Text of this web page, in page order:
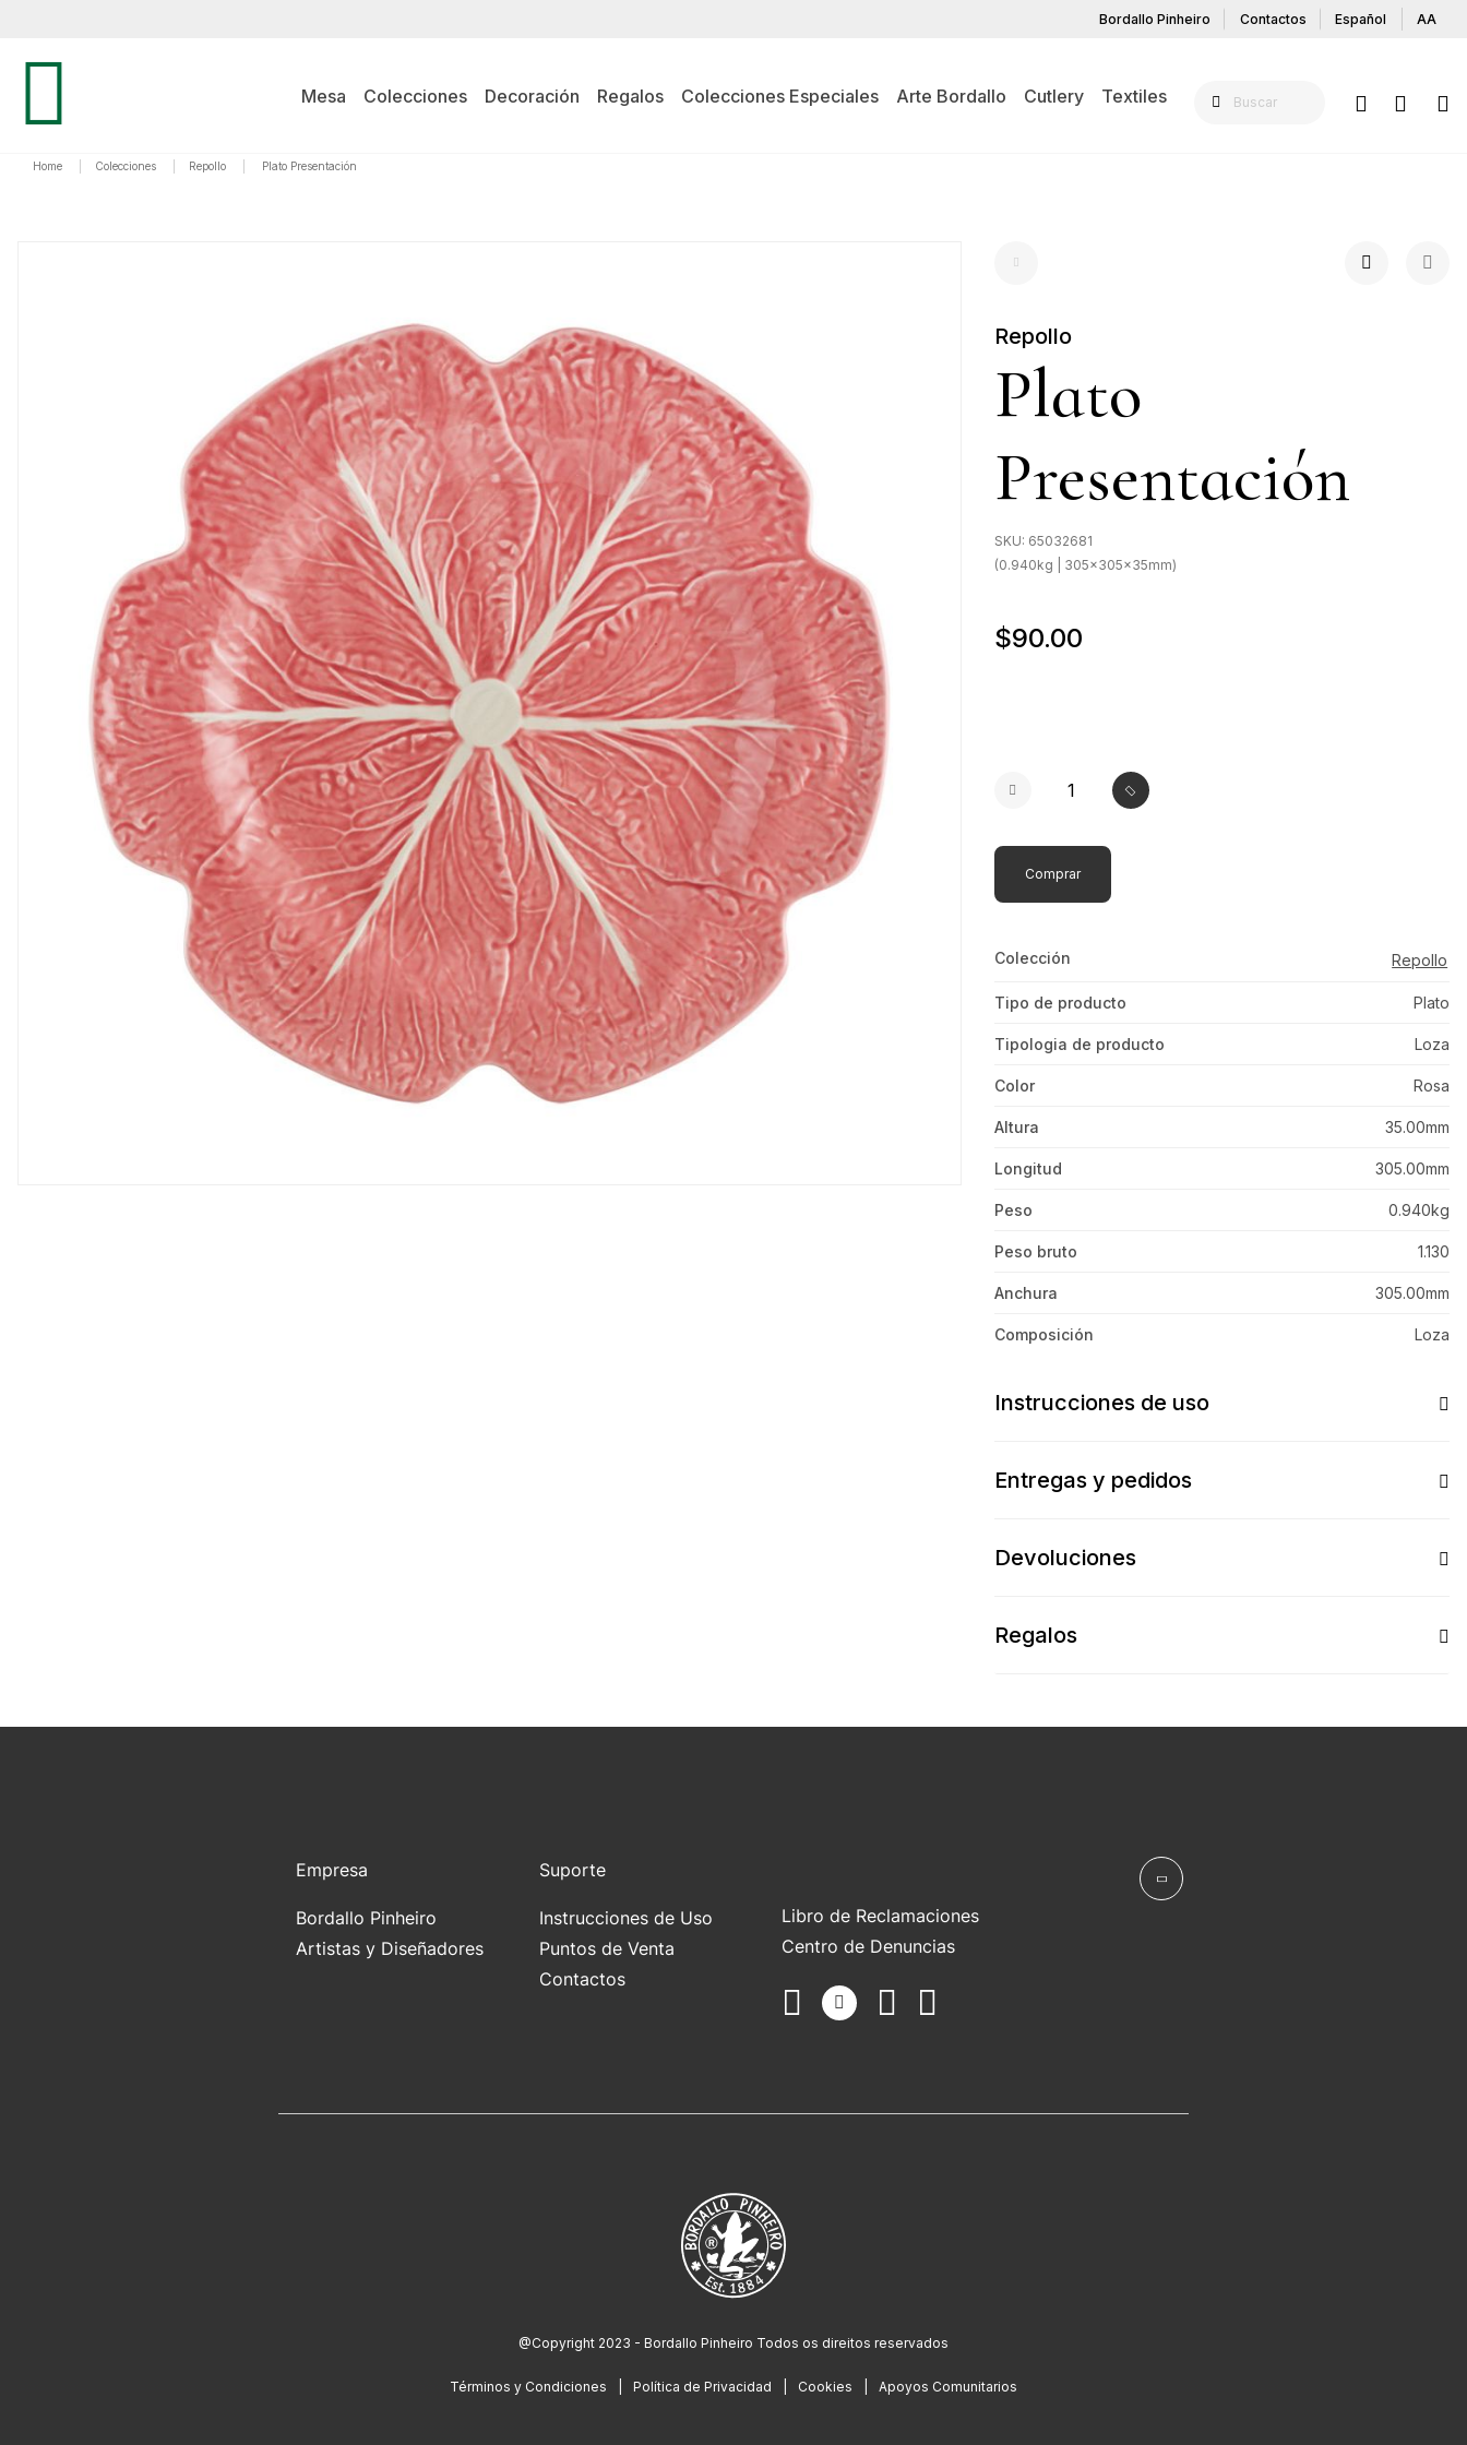
Bordallo Pinheiro Contactos Español AA
Mesa Colecciones Decoración Regalos Colecciones Especiales Arte Bordallo Cutlery Textiles
Home Colecciones Repollo Plato Presentación
Repollo
Plato
Presentación
SKU: 65032681
(0.940kg | 305x305x35mm)
$90.00
Comprar
Colección Repollo
Tipo de producto Plato
Tipologia de producto Loza
Color Rosa
Altura 35.00mm
Longitud 305.00mm
Peso 0.940kg
Peso bruto 1.130
Anchura 305.00mm
Composición Loza
Instrucciones de uso
Entregas y pedidos
Devoluciones
Regalos
Empresa
Bordallo Pinheiro
Artistas y Diseñadores
Suporte
Instrucciones de Uso
Puntos de Venta
Contactos
Libro de Reclamaciones
Centro de Denuncias
@Copyright 2023 - Bordallo Pinheiro Todos os direitos reservados
Términos y Condiciones Política de Privacidad Cookies Apoyos Comunitarios